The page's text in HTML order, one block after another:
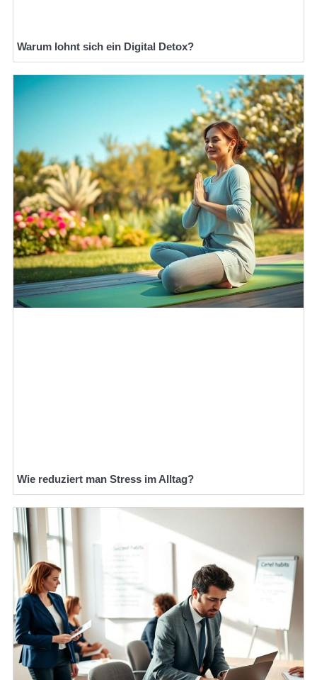
Warum lohnt sich ein Digital Detox?
Wie reduziert man Stress im Alltag?